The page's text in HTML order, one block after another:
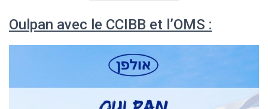
Oulpan avec le CCIBB et l’OMS :